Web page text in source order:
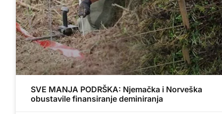
SVE MANJA PODRŠKA: Njemačka i Norveška
obustavile finansiranje deminiranja